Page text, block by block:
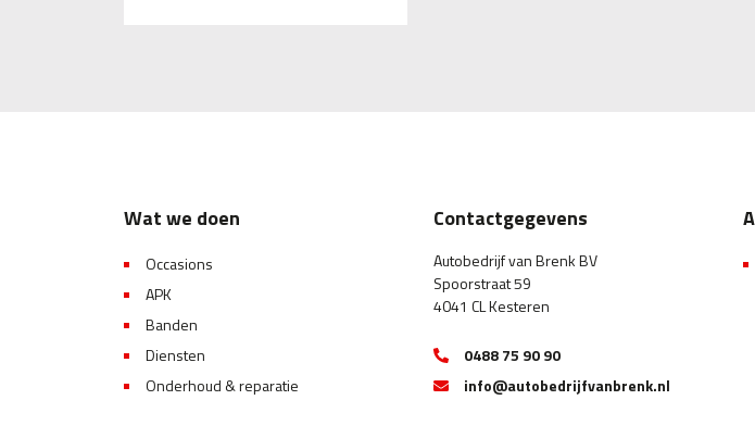
Wat we doen
Occasions
APK
Banden
Diensten
Onderhoud & reparatie
Contactgegevens
Autobedrijf van Brenk BV
Spoorstraat 59
4041 CL Kesteren
0488 75 90 90
info@autobedrijfvanbrenk.nl